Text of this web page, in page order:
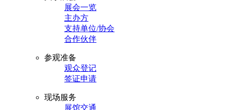
展会一览
主办方
支持单位/协会
合作伙伴
参观准备
观众登记
签证申请
现场服务
展馆交通